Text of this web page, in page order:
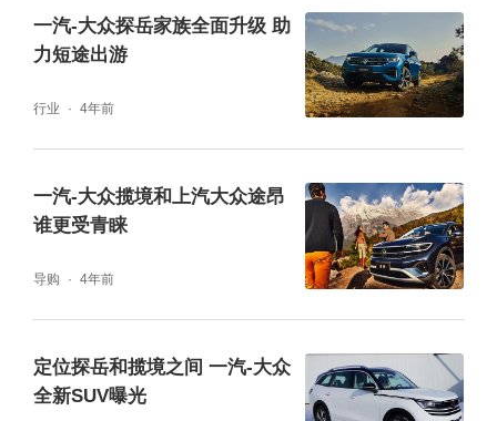
多复杂的设计，2021款经过配置升级之后，入
门版车型开始就配备8英寸中控屏，如果喜欢
更大屏幕的消费者可以考虑更高的版本，尺寸
最大可以达到9.2英寸，售价为18.88万起步，
而探岳虽然同样配备这一尺寸的中控屏，不过
最低起步价为23.99万元，与大众途岳在价位
上的差距较大，所以大众途岳自然更值得考
一汽-大众探岳家族全面升级 助
力短途出游
行业 4年前
一汽-大众揽境和上汽大众途昂
谁更受青睐
导购 4年前
定位探岳和揽境之间 一汽-大众
全新SUV曝光